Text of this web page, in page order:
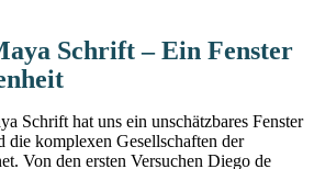
Schrift – Ein Fenster
Schrift hat uns ein unschätzbares Fenster
die komplexen Gesellschaften der
Von den ersten Versuchen Diego de